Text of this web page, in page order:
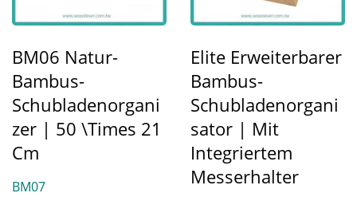
BM06 Natur-
Bambus-
Schubladenorgani
Zer | 50 \times 21
Cm
BM07
Elite Erweiterbarer
Bambus-
Schubladenorgani
Sator | Mit
Integriertem
Messerhalter